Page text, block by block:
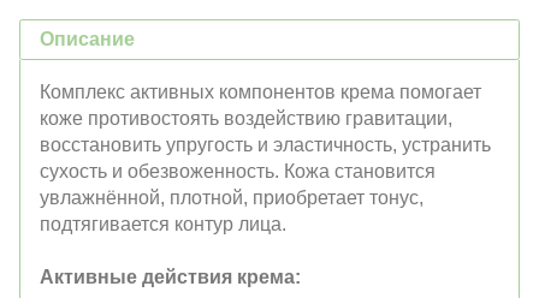
Описание
Комплекс активных компонентов крема помогает
коже противостоять воздействию гравитации,
восстановить упругость и эластичность, устранить
сухость и обезвоженность. Кожа становится
увлажнённой, плотной, приобретает тонус,
подтягивается контур лица.
Активные действия крема: